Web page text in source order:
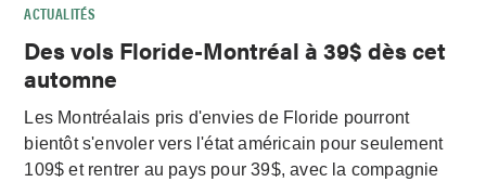
ACTUALITÉS
Des vols Floride-Montréal à 39$ dès cet
automne
Les Montréalais pris d'envies de Floride pourront
bientôt s'envoler vers l'état américain pour seulement
109$ et rentrer au pays pour 39$, avec la compagnie